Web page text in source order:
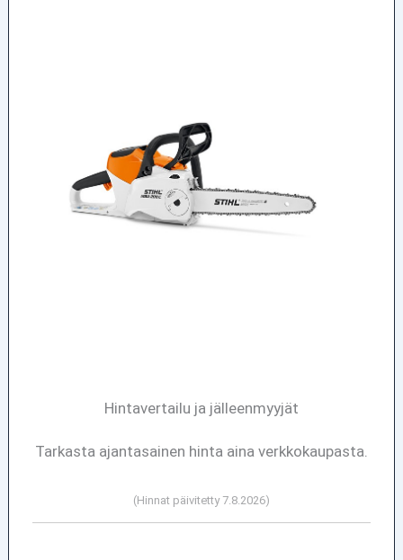
Hintavertailu ja jälleenmyyjät
Tarkasta ajantasainen hinta aina verkkokaupasta.
(Hinnat päivitetty 7.8.2026)